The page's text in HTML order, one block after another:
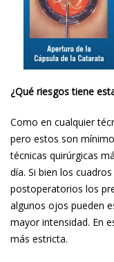
¿Qué riesgos tiene
Como en cualquier
pero estos son
técnicas quirúrgicas
día. Si bien los
postoperatorios los
algunos ojos pueden
mayor intensidad. En
más estricta.